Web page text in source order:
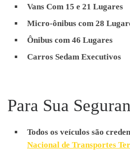
Transferência de
Transporte de
Receptivos,
Escolares,
Excursões,
Vans Com 15 e 21 Lugares
Micro-ônibus com 28
Ônibus com 46 Lugares
Carros Sedam Executivos
Para Sua
Todos os veículos são
Nacional de Transportes